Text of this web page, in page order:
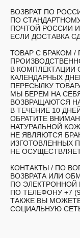
ВОЗВРАТ ПО
ПО
ПОЧТОЙ РОССИИ
ЕСЛИ ДОСТАВКА
ТОВАР С БРАКОМ /
В КОМПЛЕКТАЦИИ
КАЛЕНДАРНЫХ
ПЕРЕСЫЛКУ
МЫ БЕРЕМ НА
ВОЗВРАЩАЮТСЯ
В ТЕЧЕНИЕ 10
ОБРАТИТЕ
НАТУРАЛЬНОЙ
НЕ ЯВЛЯЮТСЯ
ИЗГОТОВЛЕННЫХ
НЕ
КОНТАКТЫ / ПО
ВОЗВРАТА ИЛИ
ПО ЭЛЕКТРОННОЙ
ПО ТЕЛЕФОНУ +7
ТАКЖЕ ВЫ
СОЦИАЛЬНУЮ